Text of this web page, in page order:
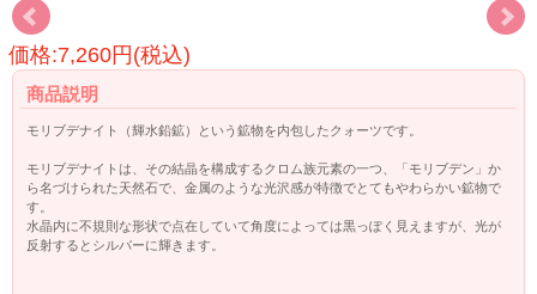
価格:7,260円(税込)
商品説明
モリブデナイト（輝水鉛鉱）という鉱物を内包したクォーツです。
モリブデナイトは、その結晶を構成するクロム族元素の一つ、「モリブデン」か
ら名づけられた天然石で、金属のような光沢感が特徴でとてもやわらかい鉱物で
す。
水晶内に不規則な形状で点在していて角度によっては黒っぽく見えますが、光が
反射するとシルバーに輝きます。